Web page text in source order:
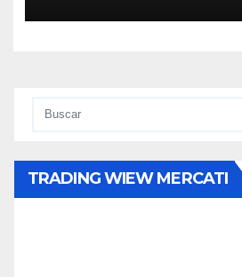
TRADING WIEW MERCATI